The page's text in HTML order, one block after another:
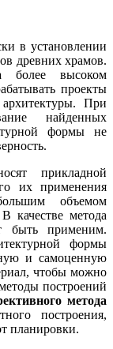
в установлении
древних храмов.
более высоком
проекты
При
найденных
формы не
прикладной
их применения
объемом
качестве метода
быть применим.
формы
и самоценную
чтобы можно
построений
метода
построения,
планировки.